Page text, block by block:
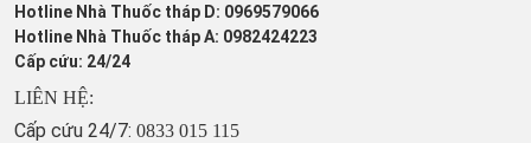
Hotline Nhà Thuốc tháp D: 0969579066
Hotline Nhà Thuốc tháp A: 0982424223
Cấp cứu: 24/24
LIÊN HỆ:
Cấp cứu 24/7: 0833 015 115